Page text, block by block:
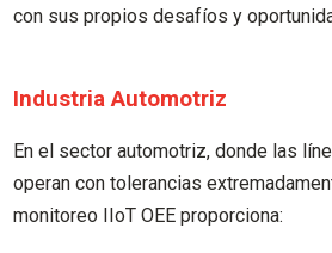
con sus propios desafíos y
Industria Automotriz
En el sector automotriz, donde las
operan con tolerancias
monitoreo IIoT OEE proporciona: